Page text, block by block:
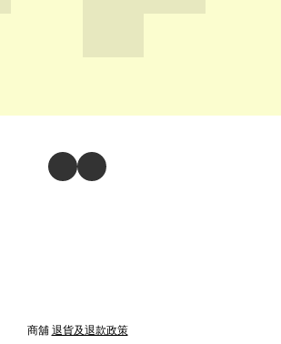
商舖 退貨及退款政策